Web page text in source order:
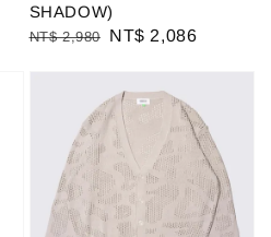
SHADOW)
Regular
NT$ 2,980
Sale
NT$ 2,086